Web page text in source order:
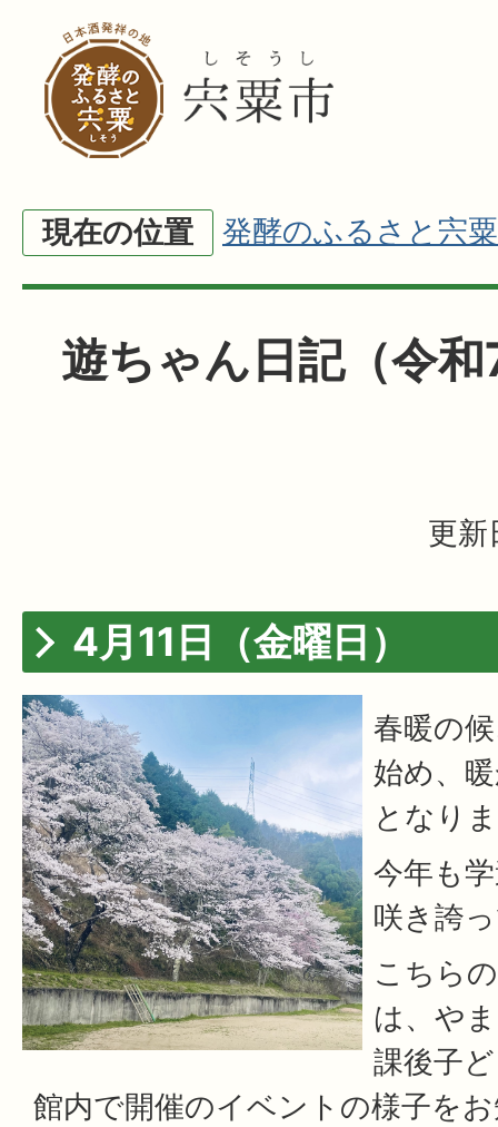
現在の位置 発酵のふるさと宍粟
遊ちゃん日記（令
更新
4月11日（金曜日）
春暖の
始め、
となり
今年も
咲き誇
こちら
は、や
課後子
館内で開催のイベントの様子を